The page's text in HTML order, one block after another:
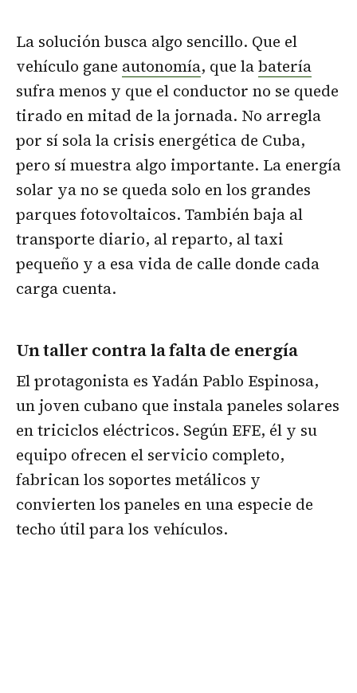
La solución busca algo sencillo. Que el
vehículo gane autonomía, que labatería
sufra menos y que el conductor no se quede
tirado en mitad de la jornada. No arregla
por sí sola la crisis energética de Cuba,
pero sí muestra algo importante. La energía
solar ya no se queda solo en los grandes
parques fotovoltaicos. También baja al
transporte diario, al reparto, al taxi
pequeño y a esa vida de calle donde cada
carga cuenta.
Un taller contra la falta de energía
El protagonista es Yadán Pablo Espinosa,
un joven cubano que instala paneles solares
en triciclos eléctricos. Según EFE, él y su
equipo ofrecen el servicio completo,
fabrican los soportes metálicos y
convierten los paneles en una especie de
techo útil para los vehículos.